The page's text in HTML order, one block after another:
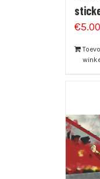
€5.00